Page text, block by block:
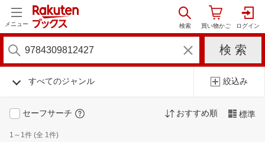
メニュー
すべてのジャンル 絞込み
セーフサーチ おすすめ順 標準
1～1件 (全 1件)